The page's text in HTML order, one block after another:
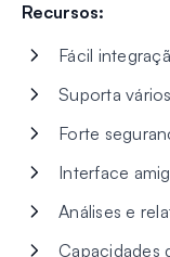
Recursos:
Fácil
Suporta
Forte
Interface
Análises e
Capacidades